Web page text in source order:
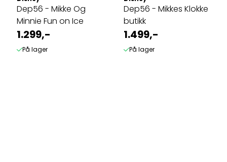
Dep56 - Mikke Og
Minnie Fun on Ice
1.299,-
På lager
Dep56 - Mikkes Klokke
butikk
1.499,-
På lager